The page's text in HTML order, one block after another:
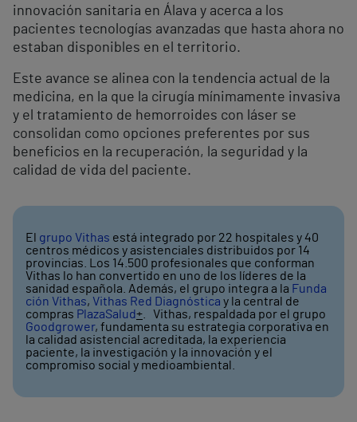
innovación sanitaria en Álava y acerca a los
pacientes tecnologías avanzadas que hasta ahora no
estaban disponibles en el territorio.
Este avance se alinea con la tendencia actual de la
medicina, en la que la cirugía mínimamente invasiva
y el tratamiento de hemorroides con láser se
consolidan como opciones preferentes por sus
beneficios en la recuperación, la seguridad y la
calidad de vida del paciente.
El grupo Vithas está integrado por 22 hospitales y 40
centros médicos y asistenciales distribuidos por 14
provincias. Los 14.500 profesionales que conforman
Vithas lo han convertido en uno de los líderes de la
sanidad española. Además, el grupo integra a la Funda
ción Vithas, Vithas Red Diagnóstica y la central de
compras PlazaSalud+ . Vithas, respaldada por el grupo
Goodgrower, fundamenta su estrategia corporativa en
la calidad asistencial acreditada, la experiencia
paciente, la investigación y la innovación y el
compromiso social y medioambiental.